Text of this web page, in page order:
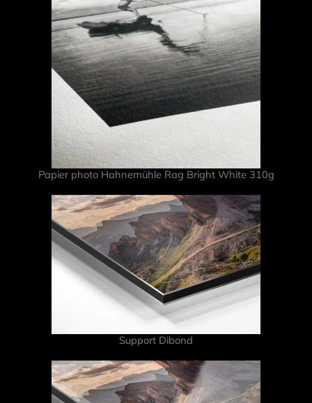
Papier photo Hahnemühle Rag Bright White 310g
Support Dibond